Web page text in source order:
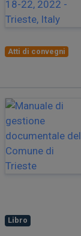
Atti di convegni
Libro